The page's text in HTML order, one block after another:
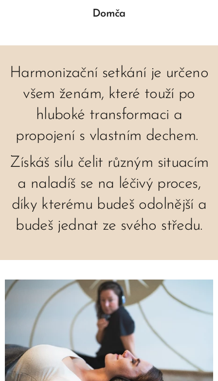
Domča
Harmonizační setkání je určeno
všem ženám, které touží po
hluboké transformaci a
propojení s vlastním dechem.
Získáš sílu čelit různým situacím
a naladíš se na léčivý proces,
díky kterému budeš odolnější a
budeš jednat ze svého středu.